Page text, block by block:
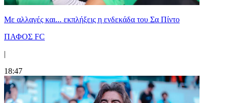
Με αλλαγές και... εκπλήξεις η ενδεκάδα του Σα Πίντο
ΠΑΦΟΣ FC
|
18:47